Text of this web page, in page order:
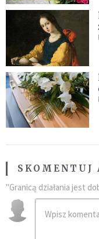
SKOMENTUJ
"Granicą działania jest